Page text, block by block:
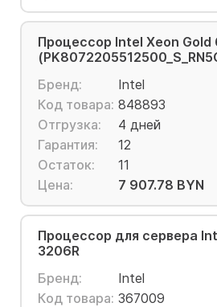
Процессор Intel Xeon Gold
Бренд:
Intel
Код товара: 848893
Отгрузка:
4 дней
Гарантия:
12
Остаток:
11
Цена:
7 907.78 BYN
Процессор для сервера
3206R
Бренд:
Intel
Код товара: 367009